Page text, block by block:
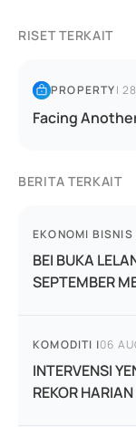
RISET TERKAIT
PROPERTY|
Facing
BERITA TERKAIT
EKONOMI BISNIS
BEI BUKA
SEPTEMBER
KOMODITI |06
INTERVENSI
REKOR HARIAN